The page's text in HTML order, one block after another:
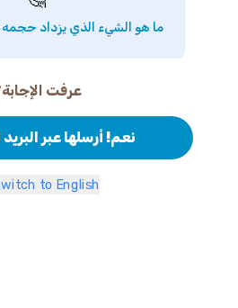
ما هو الشيء الذي يزداد
عرفت
نعم! أرسلها عبر البريد
to English